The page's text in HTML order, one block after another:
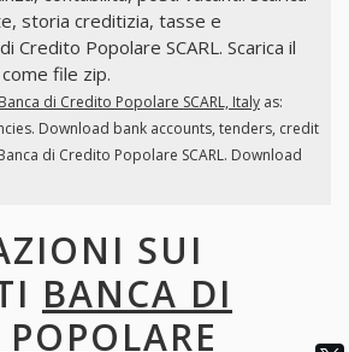
storia creditizia, tasse e
Credito Popolare SCARL. Scarica il
file zip.
Banca di Credito Popolare SCARL, Italyas:
Download bank accounts, tenders, credit
di Credito Popolare SCARL. Download
SUI
BANCA DI